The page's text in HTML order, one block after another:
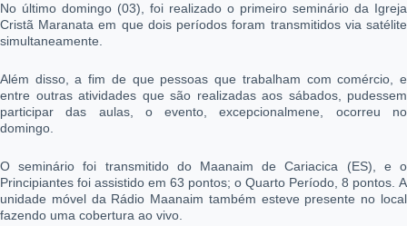
No último domingo (03), foi realizado o primeiro seminário da Igreja
Cristã Maranata em que dois períodos foram transmitidos via satélite
simultaneamente.
Além disso, a fim de que pessoas que trabalham com comércio, e
entre outras atividades que são realizadas aos sábados, pudessem
participar das aulas, o evento, excepcionalmene, ocorreu no
domingo.
O seminário foi transmitido do Maanaim de Cariacica (ES), e o
Principiantes foi assistido em 63 pontos; o Quarto Período, 8 pontos. A
unidade móvel da Rádio Maanaim também esteve presente no local
fazendo uma cobertura ao vivo.